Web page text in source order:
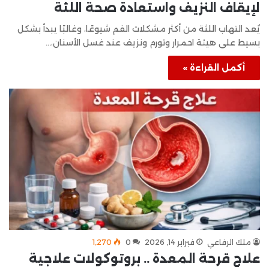
لإيقاف النزيف واستعادة صحة اللثة
يُعد التهاب اللثة من أكثر مشكلات الفم شيوعًا، وغالبًا يبدأ بشكل
بسيط على هيئة احمرار وتورم ونزيف عند غسل الأسنان،…
أكمل القراءة »
ملك الرفاعي فبراير 14, 2026 0 1٬270
علاج قرحة المعدة .. بروتوكولات علاجية